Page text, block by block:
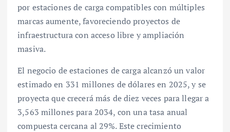
por estaciones de carga compatibles con múltiples
marcas aumente, favoreciendo proyectos de
infraestructura con acceso libre y ampliación
masiva.
El negocio de estaciones de carga alcanzó un valor
estimado en 331 millones de dólares en 2025, y se
proyecta que crecerá más de diez veces para llegar a
3,563 millones para 2034, con una tasa anual
compuesta cercana al 29%. Este crecimiento